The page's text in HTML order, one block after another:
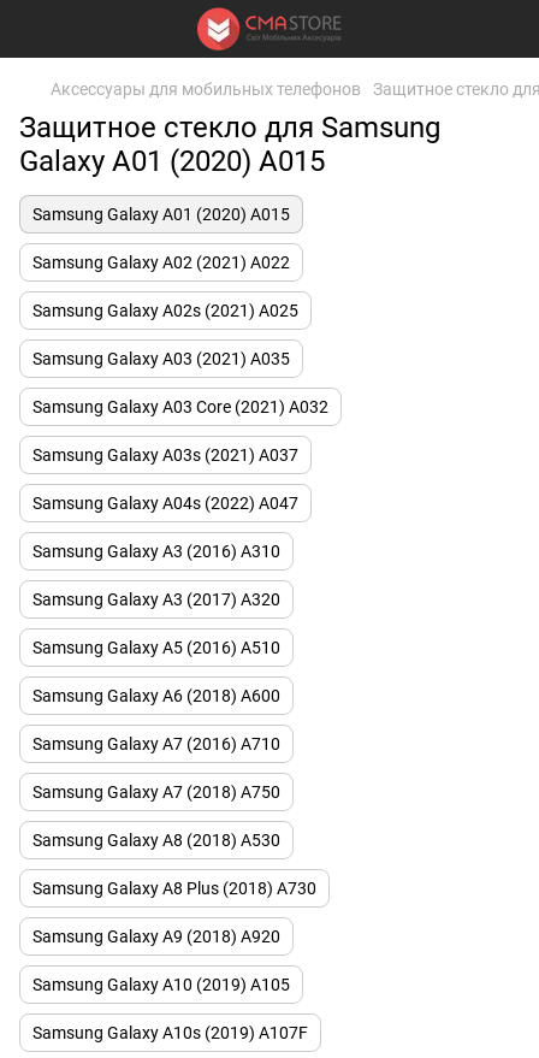
Аксессуары для мобильных телефонов Защитное стекло
Защитное стекло для Samsung
Galaxy A01 (2020) А015
Samsung Galaxy A01 (2020) А015
Samsung Galaxy A02 (2021) A022
Samsung Galaxy A02s (2021) A025
Samsung Galaxy A03 (2021) A035
Samsung Galaxy A03 Core (2021) A032
Samsung Galaxy A03s (2021) A037
Samsung Galaxy A04s (2022) A047
Samsung Galaxy A3 (2016) A310
Samsung Galaxy A3 (2017) A320
Samsung Galaxy A5 (2016) A510
Samsung Galaxy A6 (2018) A600
Samsung Galaxy A7 (2016) A710
Samsung Galaxy A7 (2018) A750
Samsung Galaxy A8 (2018) A530
Samsung Galaxy A8 Plus (2018) A730
Samsung Galaxy A9 (2018) A920
Samsung Galaxy A10 (2019) A105
Samsung Galaxy A10s (2019) A107F